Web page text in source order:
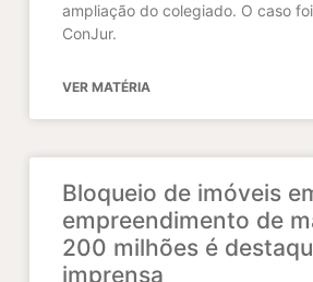
ampliação do colegiado. O caso
ConJur.
VER MATÉRIA
Bloqueio de imóveis
empreendimento de
200 milhões é
imprensa